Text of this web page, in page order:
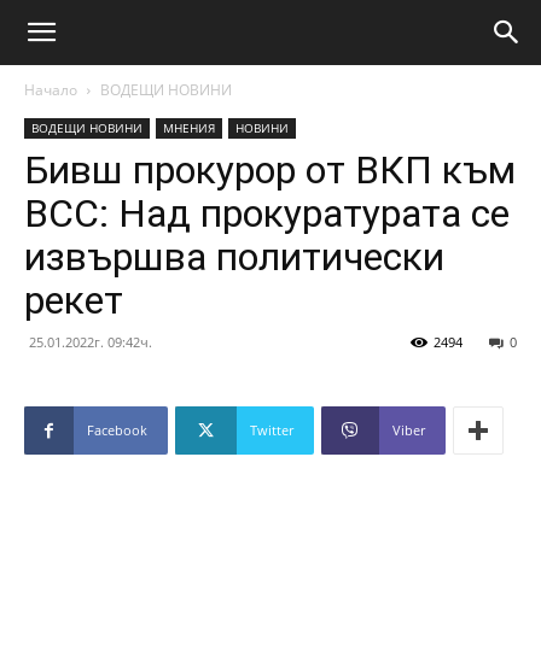
Начало ВОДЕЩИ НОВИНИ
ВОДЕЩИ НОВИНИ МНЕНИЯ НОВИНИ
Бивш прокурор от ВКП към
ВСС: Над прокуратурата се
извършва политически
рекет
25.01.2022г. 09:42ч. 0
2494
Facebook Twitter Viber